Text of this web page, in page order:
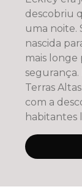
descobriu
uma noite.
nascida
mais longe
Terras
com a
habitantes